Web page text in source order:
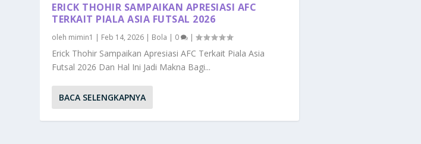
ERICK THOHIR SAMPAIKAN APRESIASI AFC
TERKAIT PIALA ASIA FUTSAL 2026
oleh mimin1 | Feb 14, 2026 | Bola | 0 |
Erick Thohir Sampaikan Apresiasi AFC Terkait Piala Asia
Futsal 2026 Dan Hal Ini Jadi Makna Bagi...
BACA SELENGKAPNYA